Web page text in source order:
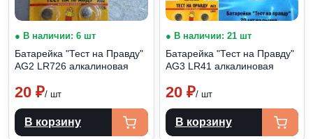
● В наличии: 6 шт
Батарейка "Тест на Правду"
АG2 LR726 алкалиновая
20 ₽/ шт
В корзину
● В наличии: 21 шт
Батарейка "Тест на Правду"
АG3 LR41 алкалиновая
20 ₽/ шт
В корзину